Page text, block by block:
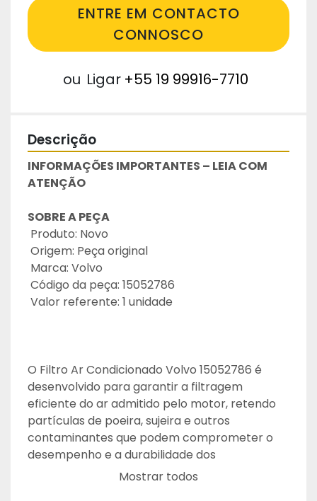
ENTRE EM CONTACTO
CONNOSCO
ou Ligar +55 19 99916-7710
Descrição
INFORMAÇÕES IMPORTANTES – LEIA COM
ATENÇÃO
SOBRE A PEÇA
Produto: Novo
Origem: Peça original
Marca: Volvo
Código da peça: 15052786
Valor referente: 1 unidade
O Filtro Ar Condicionado Volvo 15052786 é
desenvolvido para garantir a filtragem
eficiente do ar admitido pelo motor, retendo
partículas de poeira, sujeira e outros
contaminantes que podem comprometer o
desempenho e a durabilidade dos
componentes internos. Fabricado conforme
Mostrar todos